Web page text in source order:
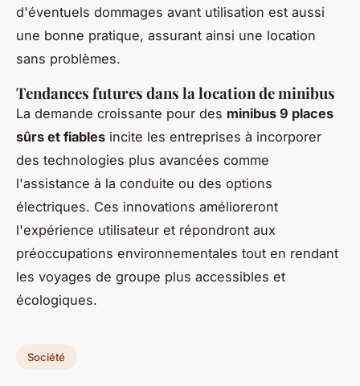
d'éventuels dommages avant utilisation est aussi
une bonne pratique, assurant ainsi une location
sans problèmes.
Tendances futures dans la location de minibus
La demande croissante pour des minibus 9 places
sûrs et fiables incite les entreprises à incorporer
des technologies plus avancées comme
l'assistance à la conduite ou des options
électriques. Ces innovations amélioreront
l'expérience utilisateur et répondront aux
préoccupations environnementales tout en rendant
les voyages de groupe plus accessibles et
écologiques.
Société